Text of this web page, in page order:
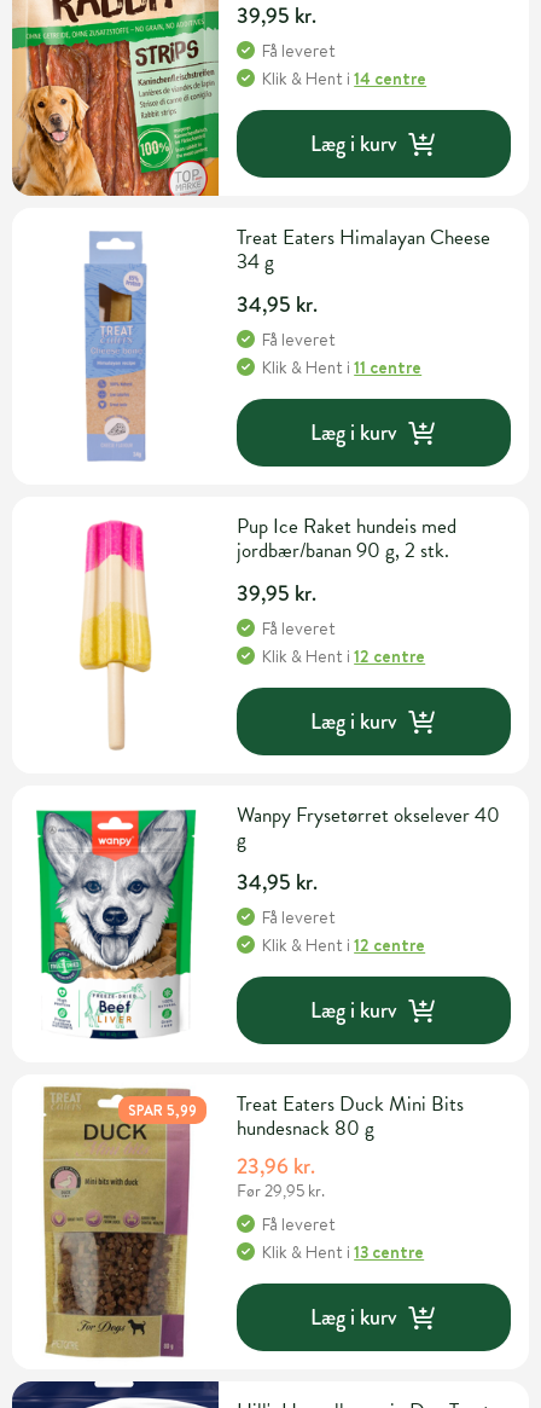
39,95 kr.
Få leveret
Klik & Hent i14 centre
Læg i kurv
Treat Eaters Himalayan Cheese
34 g
34,95 kr.
Få leveret
Klik & Hent i11 centre
Læg i kurv
Pup Ice Raket hundeis med
jordbær/banan 90 g, 2 stk.
39,95 kr.
Få leveret
Klik & Hent i12 centre
Læg i kurv
Wanpy Frysetørret okselever 40
g
34,95 kr.
Få leveret
Klik & Hent i12 centre
Læg i kurv
SPAR 5,99
Treat Eaters Duck Mini Bits
hundesnack 80 g
23,96 kr.
Før 29,95 kr.
Få leveret
Klik & Hent i13 centre
Læg i kurv